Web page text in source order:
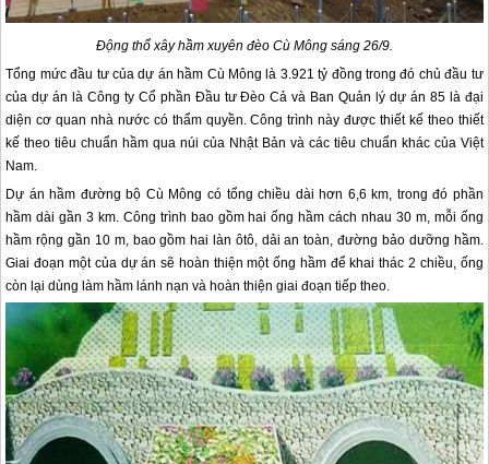
Động thổ xây hầm xuyên đèo Cù Mông sáng 26/9.
Tổng mức đầu tư của dự án hầm Cù Mông là 3.921 tỷ đồng trong đó chủ đầu tư
của dự án là Công ty Cổ phần Đầu tư Đèo Cả và Ban Quản lý dự án 85 là đại
diện cơ quan nhà nước có thẩm quyền. Công trình này được thiết kế theo thiết
kế theo tiêu chuẩn hầm qua núi của Nhật Bản và các tiêu chuẩn khác của Việt
Nam.
Dự án hầm đường bộ Cù Mông có tổng chiều dài hơn 6,6 km, trong đó phần
hầm dài gần 3 km. Công trình bao gồm hai ống hầm cách nhau 30 m, mỗi ống
hầm rộng gần 10 m, bao gồm hai làn ôtô, dải an toàn, đường bảo dưỡng hầm.
Giai đoạn một của dự án sẽ hoàn thiện một ống hầm để khai thác 2 chiều, ống
còn lại dùng làm hầm lánh nạn và hoàn thiện giai đoạn tiếp theo.